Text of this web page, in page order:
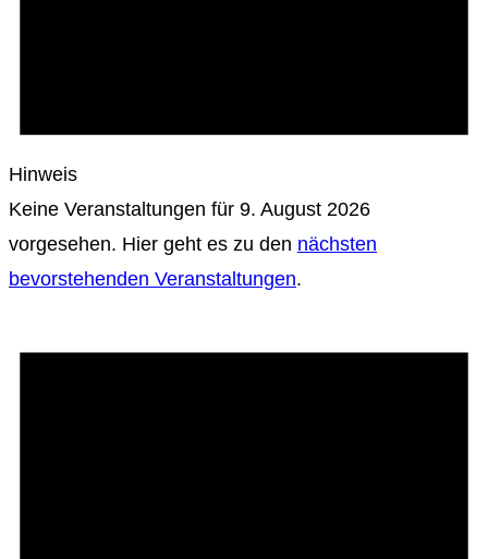
Hinweis
Keine Veranstaltungen für 9. August 2026
vorgesehen. Hier geht es zu den nächsten
bevorstehenden Veranstaltungen.